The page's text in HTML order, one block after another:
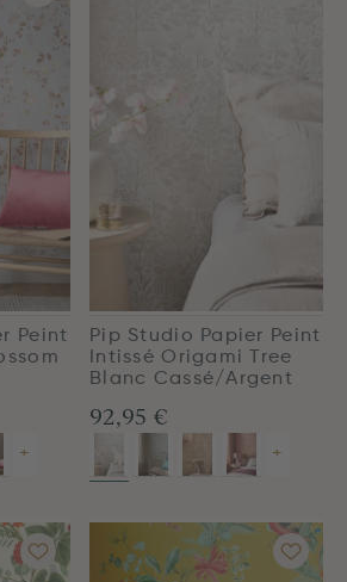
Peint
+
Pip Studio Papier Peint
Intissé Origami Tree
Blanc Cassé/Argent
92,95 €
+